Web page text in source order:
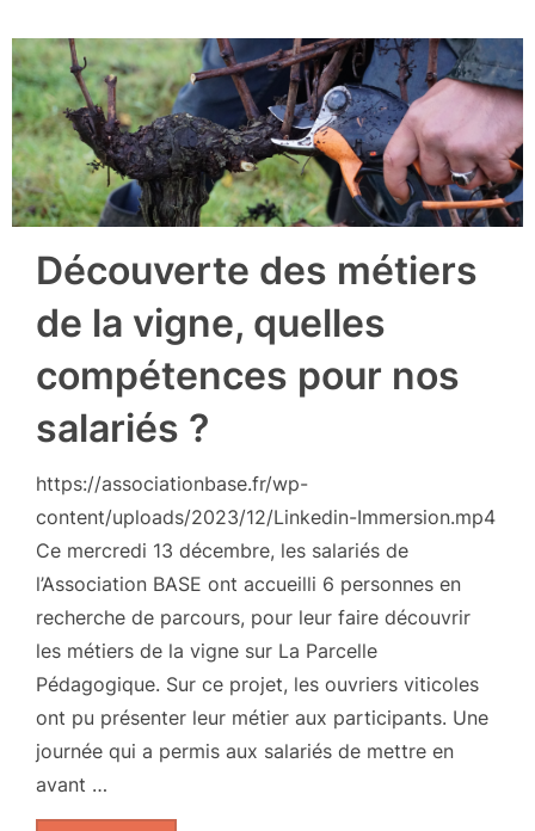
Découverte des métiers
de la vigne, quelles
compétences pour nos
salariés ?
https://associationbase.fr/wp-
content/uploads/2023/12/Linkedin-Immersion.mp4
Ce mercredi 13 décembre, les salariés de
l’Association BASE ont accueilli 6 personnes en
recherche de parcours, pour leur faire découvrir
les métiers de la vigne sur La Parcelle
Pédagogique. Sur ce projet, les ouvriers viticoles
ont pu présenter leur métier aux participants. Une
journée qui a permis aux salariés de mettre en
avant …